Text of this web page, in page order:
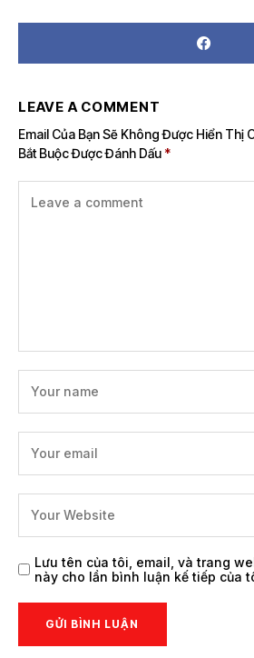
LEAVE A COMMENT
Email Của Bạn Sẽ Không Được Hiển Thị
Bắt Buộc Được Đánh Dấu *
Lưu tên của tôi, email, và trang
này cho lần bình luận kế tiếp của